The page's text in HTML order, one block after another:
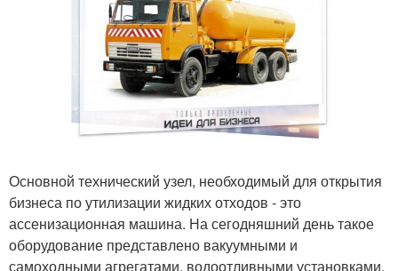
Основной технический узел, необходимый для открытия
бизнеса по утилизации жидких отходов - это
ассенизационная машина. На сегодняшний день такое
оборудование представлено вакуумными и
самоходными агрегатами, водоотливными установками.